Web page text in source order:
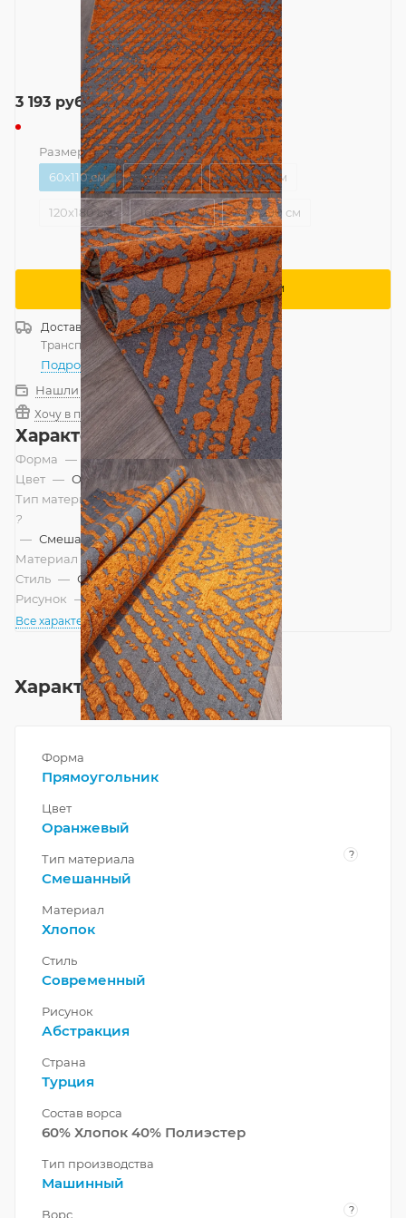
3 193 руб.
Размер — 60x110 см
60x110 см
80x150 см 100x200 см
120x180 см 160x230 см 200x290 см
Сообщить о поступлении
ДоставкаРоссия
Транспортной компанией—бесплатно
Подробнее
Нашли дешевле?
Хочу в подарок
Характеристики
Форма — Прямоугольник
Цвет — Оранжевый
Тип материала
?
— Смешанный
Материал
— Хлопок
Стиль — Современный
Рисунок — Абстракция
Все характеристики
Характеристики
Форма
Прямоугольник
Цвет
Оранжевый
Тип материала ?
Смешанный
Материал
Хлопок
Стиль
Современный
Рисунок
Абстракция
Страна
Турция
Состав ворса
60% Хлопок 40% Полиэстер
Тип производства
Машинный
Ворс ?